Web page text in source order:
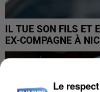
IL TUE SON FILS ET
EX-COMPAGNE À
Le